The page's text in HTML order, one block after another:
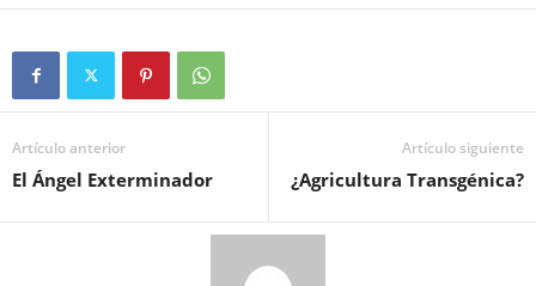
Artículo anterior
El Ángel Exterminador
Artículo siguiente
¿Agricultura Transgénica?